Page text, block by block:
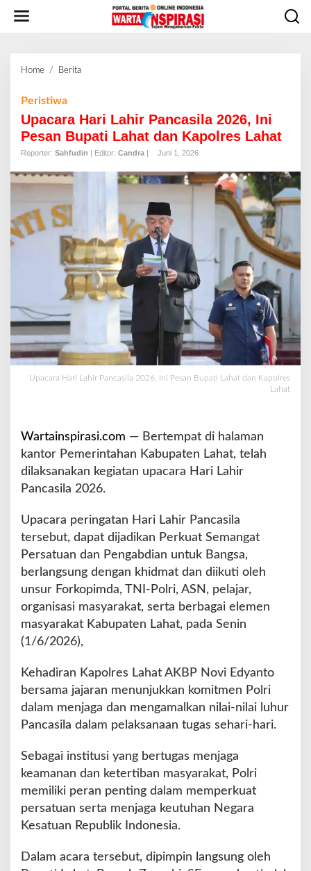
Home / Berita
a
r
a
a
i
r
P
6
,
I
e
s
a
u
p
i
a
h
a
d
n
K
a
p
r
Peristiwa
Upacara Hari Lahir Pancasila 2026, Ini
Pesan Bupati Lahat dan Kapolres Lahat
Reporter: Sahfudin | Editor: Candra | Juni 1, 2026
Upacara Hari Lahir Pancasila 2026, Ini Pesan Bupati Lahat dan Kapolres
Lahat
Wartainspirasi.com — Bertempat di halaman
kantor Pemerintahan Kabupaten Lahat, telah
dilaksanakan kegiatan upacara Hari Lahir
Pancasila 2026.
Upacara peringatan Hari Lahir Pancasila
tersebut, dapat dijadikan Perkuat Semangat
Persatuan dan Pengabdian untuk Bangsa,
berlangsung dengan khidmat dan diikuti oleh
unsur Forkopimda, TNI-Polri, ASN, pelajar,
organisasi masyarakat, serta berbagai elemen
masyarakat Kabupaten Lahat, pada Senin
(1/6/2026),
Kehadiran Kapolres Lahat AKBP Novi Edyanto
bersama jajaran menunjukkan komitmen Polri
dalam menjaga dan mengamalkan nilai-nilai luhur
Pancasila dalam pelaksanaan tugas sehari-hari.
Sebagai institusi yang bertugas menjaga
keamanan dan ketertiban masyarakat, Polri
memiliki peran penting dalam memperkuat
persatuan serta menjaga keutuhan Negara
Kesatuan Republik Indonesia.
Dalam acara tersebut, dipimpin langsung oleh